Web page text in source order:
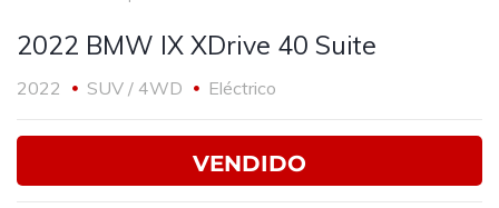
2022 BMW IX XDrive 40 Suite
2022 SUV / 4WD Eléctrico
VENDIDO